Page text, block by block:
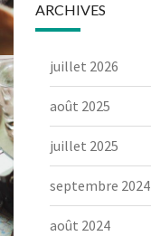
ARCHIVES
juillet 2026
août 2025
juillet 2025
septembre 2024
août 2024